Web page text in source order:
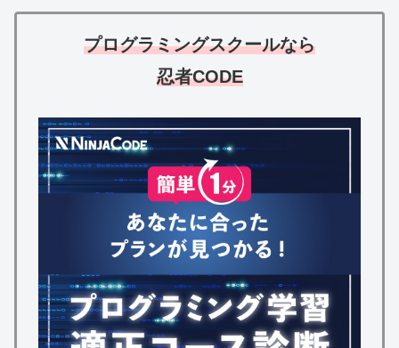
プログラミングスクールなら
忍者CODE